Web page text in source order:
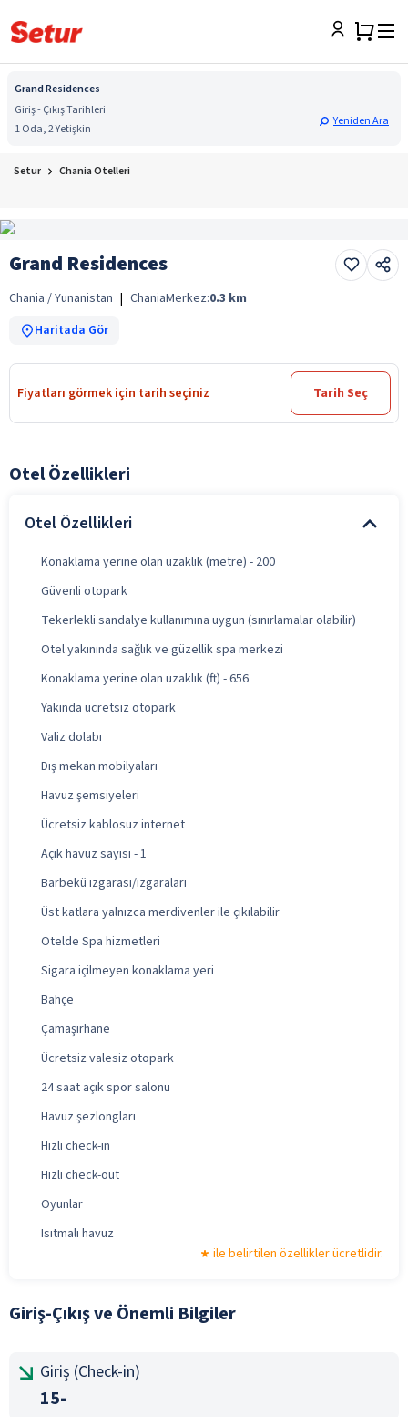
Grand Residences
Giriş - Çıkış Tarihleri
1 Oda, 2 Yetişkin
Yeniden Ara
Setur Chania Otelleri
Grand Residences
Chania / Yunanistan | ChaniaMerkez:0.3 km
Haritada Gör
Fiyatları görmek için tarih seçiniz Tarih Seç
Otel Özellikleri
Otel Özellikleri
Konaklama yerine olan uzaklık (metre) - 200
Güvenli otopark
Tekerlekli sandalye kullanımına uygun (sınırlamalar olabilir)
Otel yakınında sağlık ve güzellik spa merkezi
Konaklama yerine olan uzaklık (ft) - 656
Yakında ücretsiz otopark
Valiz dolabı
Dış mekan mobilyaları
Havuz şemsiyeleri
Ücretsiz kablosuz internet
Açık havuz sayısı - 1
Barbekü ızgarası/ızgaraları
Üst katlara yalnızca merdivenler ile çıkılabilir
Otelde Spa hizmetleri
Sigara içilmeyen konaklama yeri
Bahçe
Çamaşırhane
Ücretsiz valesiz otopark
24 saat açık spor salonu
Havuz şezlongları
Hızlı check-in
Hızlı check-out
Oyunlar
Isıtmalı havuz
ile belirtilen özellikler ücretlidir.
Giriş-Çıkış ve Önemli Bilgiler
Giriş (Check-in)
15-